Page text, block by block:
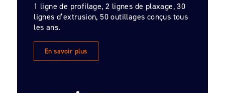
1 ligne de profilage, 2 lignes de plaxage, 30
lignes d’extrusion, 50 outillages conçus tous
les ans.
En savoir plus